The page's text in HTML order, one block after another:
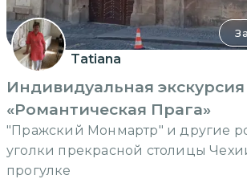
Tatiana
Индивидуальная экскурсия
«Романтическая Прага»
"Пражский Монмартр" и другие
уголки прекрасной столицы
прогулке